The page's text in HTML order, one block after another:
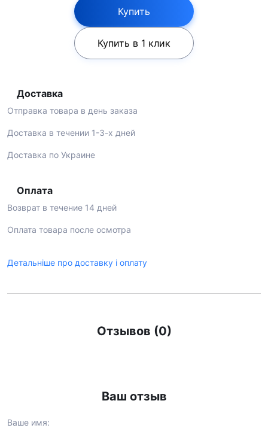
Купить
Купить в 1 клик
Доставка
Отправка товара в день заказа
Доставка в течении 1-3-х дней
Доставка по Украине
Оплата
Возврат в течение 14 дней
Оплата товара после осмотра
Детальніше про доставку і оплату
Отзывов (0)
Ваш отзыв
Ваше имя: